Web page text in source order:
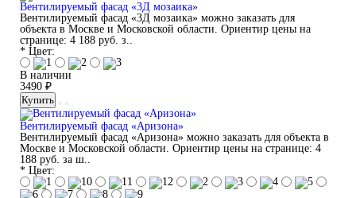
Вентилируемый фасад «3Д мозаика»
Вентилируемый фасад «3Д мозаика» можно заказать для
объекта в Москве и Московской области. Ориентир цены на
странице: 4 188 руб. з..
* Цвет:
В наличии
3490 ₽
Купить
Вентилируемый фасад «Аризона»
Вентилируемый фасад «Аризона» можно заказать для объекта в
Москве и Московской области. Ориентир цены на странице: 4
188 руб. за ш..
* Цвет: